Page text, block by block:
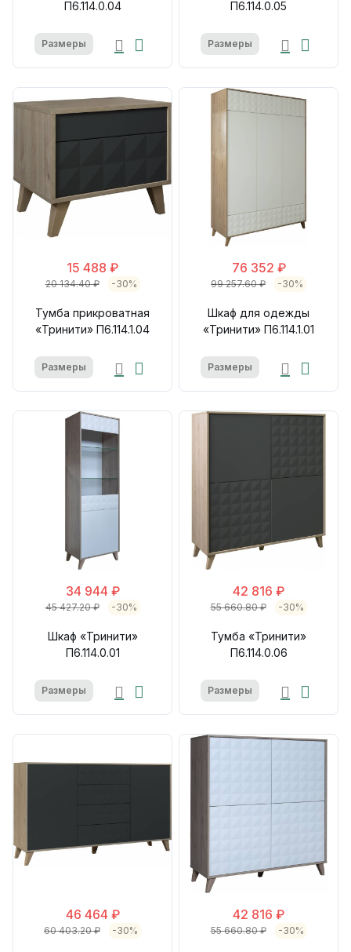
П6.114.0.04
Размеры
П6.114.0.05
Размеры
15 488 ₽
20 134.40 ₽ -30%
Тумба прикроватная
«Тринити» П6.114.1.04
Размеры
76 352 ₽
99 257.60 ₽ -30%
Шкаф для одежды
«Тринити» П6.114.1.01
Размеры
34 944 ₽
45 427.20 ₽ -30%
Шкаф «Тринити»
П6.114.0.01
Размеры
42 816 ₽
55 660.80 ₽ -30%
Тумба «Тринити»
П6.114.0.06
Размеры
46 464 ₽
60 403.20 ₽ -30%
42 816 ₽
55 660.80 ₽ -30%